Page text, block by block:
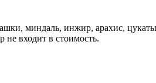
миндаль, инжир, арахис,
не входит в стоимость.